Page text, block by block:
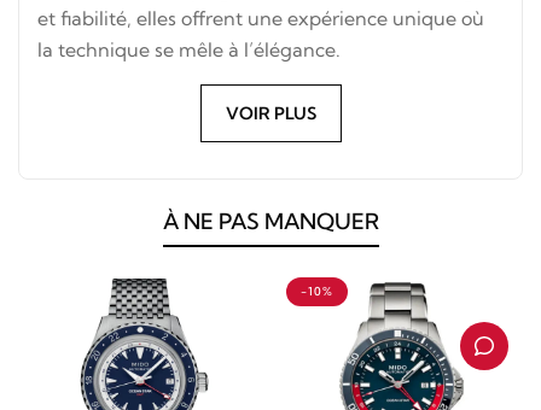
et fiabilité, elles offrent une expérience unique où
la technique se mêle à l’élégance.
VOIR PLUS
À NE PAS MANQUER
-10%